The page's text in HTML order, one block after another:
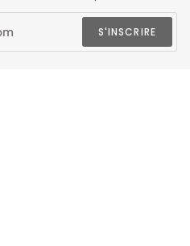
S'INSCRIRE